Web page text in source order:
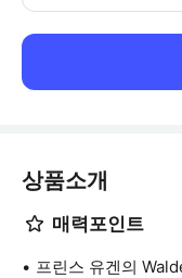
상품소개
매력포인트
프린스 유겐의